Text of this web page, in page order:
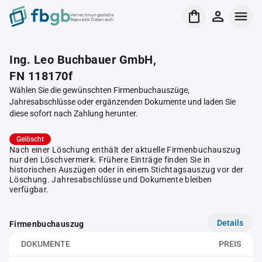
Verrechnungsstelle
Republik Österreich
Ing. Leo Buchbauer GmbH,
FN 118170f
Wählen Sie die gewünschten Firmenbuchauszüge,
Jahresabschlüsse oder ergänzenden Dokumente und laden Sie
diese sofort nach Zahlung herunter.
Gelöscht
Nach einer Löschung enthält der aktuelle Firmenbuchauszug
nur den Löschvermerk. Frühere Einträge finden Sie in
historischen Auszügen oder in einem Stichtagsauszug vor der
Löschung. Jahresabschlüsse und Dokumente bleiben
verfügbar.
Firmenbuchauszug Details
DOKUMENTE PREIS